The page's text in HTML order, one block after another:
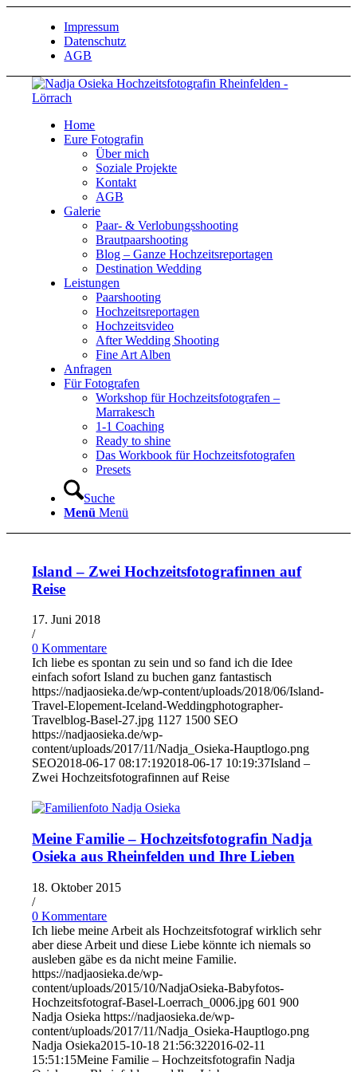
Impressum
Datenschutz
AGB
Home
Eure Fotografin
Über mich
Soziale Projekte
Kontakt
AGB
Galerie
Paar- & Verlobungsshooting
Brautpaarshooting
Blog – Ganze Hochzeitsreportagen
Destination Wedding
Leistungen
Paarshooting
Hochzeitsreportagen
Hochzeitsvideo
After Wedding Shooting
Fine Art Alben
Anfragen
Für Fotografen
Workshop für Hochzeitsfotografen –
Marrakesch
1-1 Coaching
Ready to shine
Das Workbook für Hochzeitsfotografen
Presets
Suche
Menü Menü
Island – Zwei Hochzeitsfotografinnen auf
Reise
17. Juni 2018
/
0 Kommentare
Ich liebe es spontan zu sein und so fand ich die Idee
einfach sofort Island zu buchen ganz fantastisch
https://nadjaosieka.de/wp-content/uploads/2018/06/Island-
Travel-Elopement-Iceland-Weddingphotographer-
Travelblog-Basel-27.jpg 1127 1500 SEO
https://nadjaosieka.de/wp-
content/uploads/2017/11/Nadja_Osieka-Hauptlogo.png
SEO2018-06-17 08:17:192018-06-17 10:19:37Island –
Zwei Hochzeitsfotografinnen auf Reise
Meine Familie – Hochzeitsfotografin Nadja
Osieka aus Rheinfelden und Ihre Lieben
18. Oktober 2015
/
0 Kommentare
Ich liebe meine Arbeit als Hochzeitsfotograf wirklich sehr
aber diese Arbeit und diese Liebe könnte ich niemals so
ausleben gäbe es da nicht meine Familie.
https://nadjaosieka.de/wp-
content/uploads/2015/10/NadjaOsieka-Babyfotos-
Hochzeitsfotograf-Basel-Loerrach_0006.jpg 601 900
Nadja Osieka https://nadjaosieka.de/wp-
content/uploads/2017/11/Nadja_Osieka-Hauptlogo.png
Nadja Osieka2015-10-18 21:56:322016-02-11
15:51:15Meine Familie – Hochzeitsfotografin Nadja